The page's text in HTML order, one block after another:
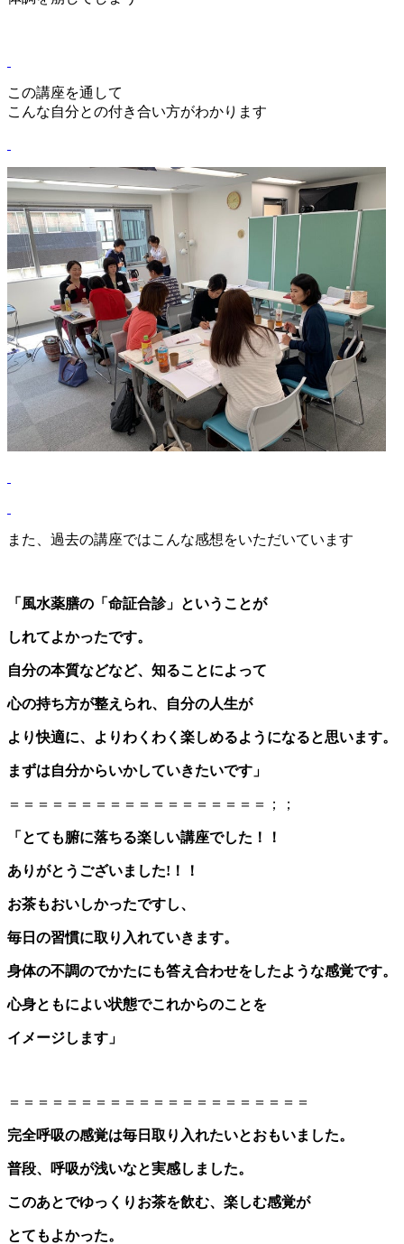
この講座を通して
こんな自分との付き合い方がわかります
また、過去の講座ではこんな感想をいただいています
「風水薬膳の「命証合診」ということが
しれてよかったです。
自分の本質などなど、知ることによって
心の持ち方が整えられ、自分の人生が
より快適に、よりわくわく楽しめるようになると思います。
まずは自分からいかしていきたいです」
＝＝＝＝＝＝＝＝＝＝＝＝＝＝＝＝＝＝；；
「とても腑に落ちる楽しい講座でした！！
ありがとうございました!！！
お茶もおいしかったですし、
毎日の習慣に取り入れていきます。
身体の不調のでかたにも答え合わせをしたような感覚です。
心身ともによい状態でこれからのことを
イメージします」
＝＝＝＝＝＝＝＝＝＝＝＝＝＝＝＝＝＝＝＝＝
完全呼吸の感覚は毎日取り入れたいとおもいました。
普段、呼吸が浅いなと実感しました。
このあとでゆっくりお茶を飲む、楽しむ感覚が
とてもよかった。